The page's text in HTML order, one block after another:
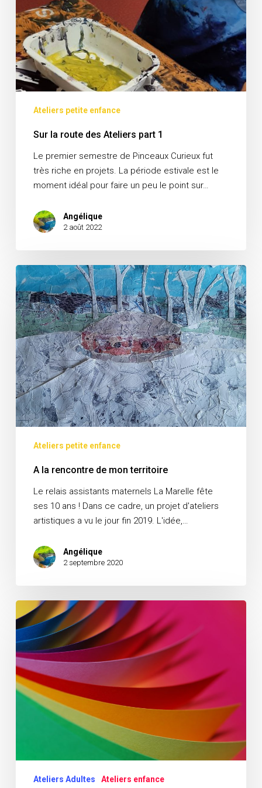
Ateliers petite enfance
Sur la route des Ateliers part 1
Le premier semestre de Pinceaux Curieux fut
très riche en projets. La période estivale est le
moment idéal pour faire un peu le point sur…
Angélique
2 août 2022
A
la
rencontre
de
mon
territoire
Ateliers petite enfance
A la rencontre de mon territoire
Le relais assistants maternels La Marelle fête
ses 10 ans ! Dans ce cadre, un projet d'ateliers
artistiques a vu le jour fin 2019. L'idée,…
Angélique
2 septembre 2020
Découvrir
le
catalogue
Ateliers Adultes Ateliers enfance